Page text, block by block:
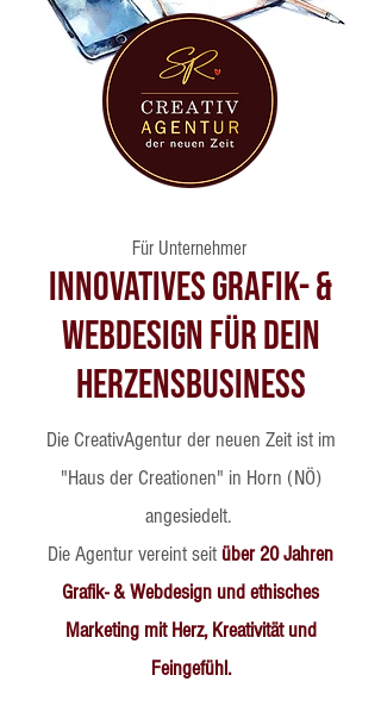
Für Unternehmer
Innovatives Grafik- &
Webdesign für dein
Herzensbusiness
DieCreativAgentur der neuen Zeitist im
"Haus der Creationen" in Horn (NÖ)
angesiedelt.
Die Agentur vereint seit über 20 Jahren
Grafik- & Webdesign und ethisches
Marketing mit Herz, Kreativität und
Feingefühl.